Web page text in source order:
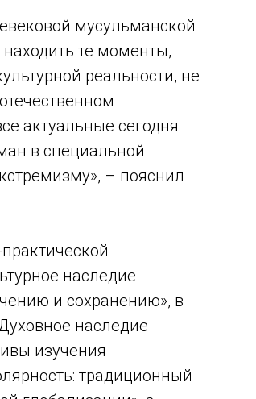
мусульманской
те моменты,
реальности, не
актуальные сегодня
в специальной
– пояснил
наследие
и сохранению», в
наследие
изучения
традиционный